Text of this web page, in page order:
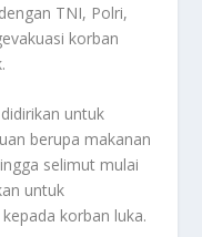
TNI, Polri,
korban
untuk
berupa makanan
selimut mulai
untuk
korban luka.